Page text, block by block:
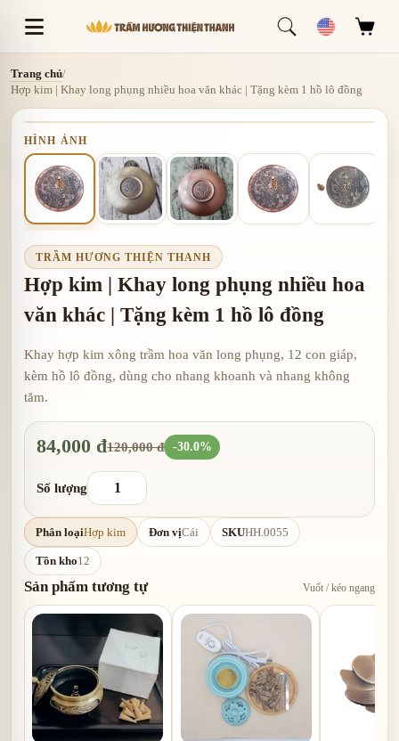
Trang chủ/
Hợp kim | Khay long phụng nhiều hoa văn khác | Tặng kèm 1 hồ lô đồng
HÌNH ẢNH
TRẦM HƯƠNG THIỆN THANH
Hợp kim | Khay long phụng nhiều hoa
văn khác | Tặng kèm 1 hồ lô đồng
Khay hợp kim xông trầm hoa văn long phụng, 12 con giáp,
kèm hồ lô đồng, dùng cho nhang khoanh và nhang không
tăm.
84,000 đ120,000 đ -30.0%
Số lượng
Phân loạiHợp kim Đơn vịCái SKUHH.0055
Tồn kho12
Sản phẩm tương tự Vuốt / kéo ngang